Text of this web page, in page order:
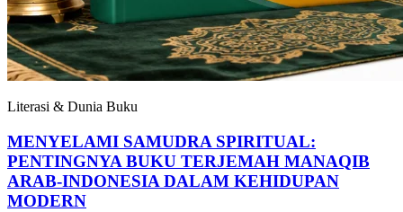
Literasi & Dunia Buku
MENYELAMI SAMUDRA SPIRITUAL:
PENTINGNYA BUKU TERJEMAH MANAQIB
ARAB-INDONESIA DALAM KEHIDUPAN
MODERN